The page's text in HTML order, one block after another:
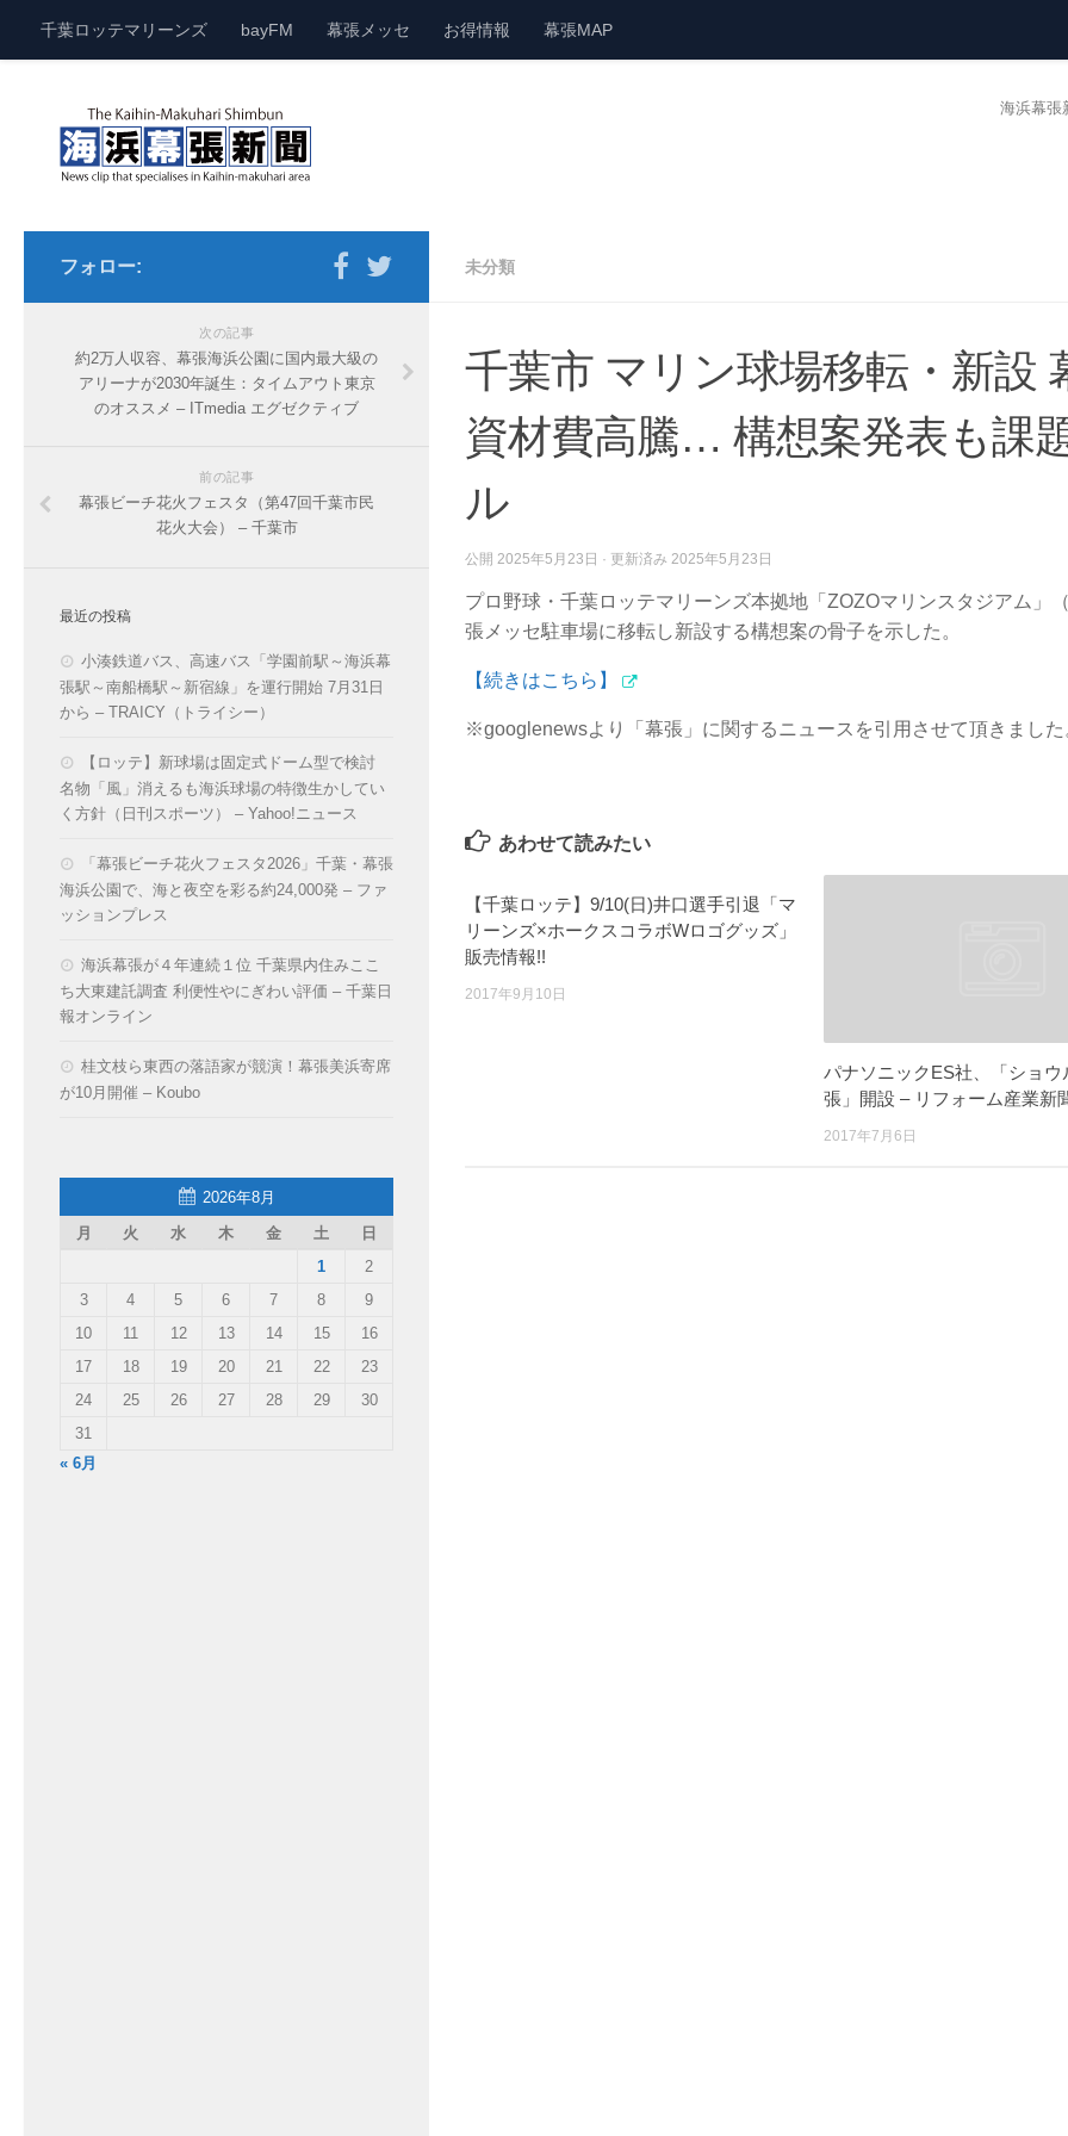
千葉ロッテマリーンズ bayFM 幕張メッセ お得情報 幕張MAP
海浜幕張
未分類
千葉市 マリン球場移転・新設
資材費高騰… 構想案発表も課
ル
公開 2025年5月23日 · 更新済み 2025年5月23日
プロ野球・千葉ロッテマリーンズ本拠地「ZOZOマリンスタジアム」
張メッセ駐車場に移転し新設する構想案の骨子を示した。
【続きはこちら】
※googlenewsより「幕張」に関するニュースを引用させて頂きました
あわせて読みたい
【千葉ロッテ】9/10(日)井口選手引退「マ
リーンズ×ホークスコラボWロゴグッズ」
販売情報!!
2017年9月10日
パナソニックES社、「ショウ
張」開設 – リフォーム産業新
2017年7月6日
フォロー:
次の記事
約2万人収容、幕張海浜公園に国内最大級の
アリーナが2030年誕生：タイムアウト東京
のオススメ – ITmedia エグゼクティブ
前の記事
幕張ビーチ花火フェスタ（第47回千葉市民
花火大会） – 千葉市
最近の投稿
小湊鉄道バス、高速バス「学園前駅～海浜幕
張駅～南船橋駅～新宿線」を運行開始 7月31日
から – TRAICY（トライシー）
【ロッテ】新球場は固定式ドーム型で検討
名物「風」消えるも海浜球場の特徴生かしてい
く方針（日刊スポーツ） – Yahoo!ニュース
「幕張ビーチ花火フェスタ2026」千葉・幕張
海浜公園で、海と夜空を彩る約24,000発 – ファ
ッションプレス
海浜幕張が４年連続１位 千葉県内住みここ
ち大東建託調査 利便性やにぎわい評価 – 千葉日
報オンライン
桂文枝ら東西の落語家が競演！幕張美浜寄席
が10月開催 – Koubo
2026年8月
月
火 水 木 金 土
日
1
2
3
4 5 6 7 8
9
10
11 12 13 14 15
16
17
18 19 20 21 22
23
24
25 26 27 28 29
30
31
« 6月